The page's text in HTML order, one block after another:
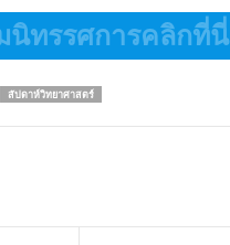
นิทรรศการคลิกที่นี่
สัปดาห์วิทยาศาสตร์